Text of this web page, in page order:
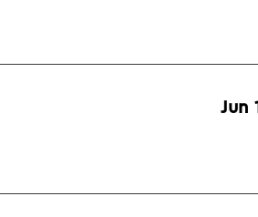
Jun